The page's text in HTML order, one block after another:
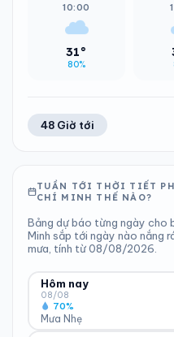
10:00
31°
80%
48 Giờ tới
TUẦN TỚI THỜI TIẾT
CHÍ MINH THẾ NÀO?
Bảng dự báo từng ngày cho
Minh sắp tới ngày nào nắng
mưa, tính từ 08/08/2026.
Hôm nay
08/08
Mưa Nhẹ
70%